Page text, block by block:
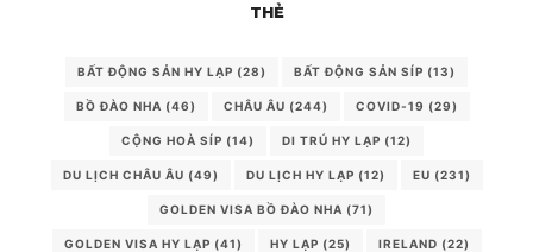
THẺ
BẤT ĐỘNG SẢN HY LẠP (28) BẤT ĐỘNG SẢN SÍP (13)
BỒ ĐÀO NHA (46) CHÂU ÂU (244) COVID-19 (29)
CỘNG HOÀ SÍP (14) DI TRÚ HY LẠP (12)
DU LỊCH CHÂU ÂU (49) DU LỊCH HY LẠP (12) EU (231)
GOLDEN VISA BỒ ĐÀO NHA (71)
GOLDEN VISA HY LẠP (41) HY LẠP (25) IRELAND (22)